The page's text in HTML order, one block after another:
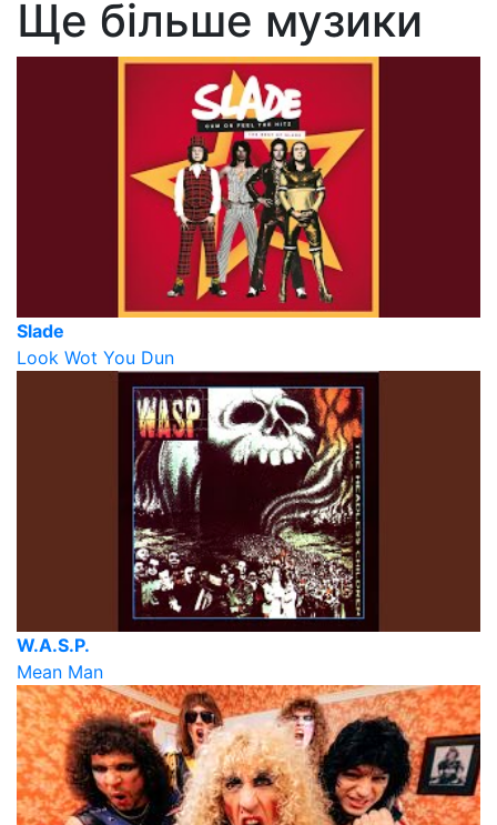
Ще більше музики
Slade
Look Wot You Dun
W.A.S.P.
Mean Man